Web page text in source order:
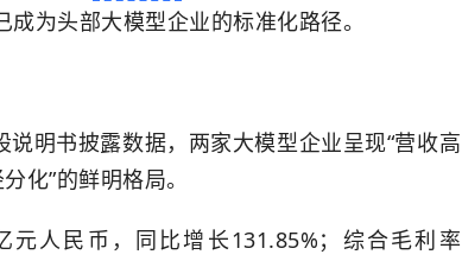
为头部大模型企业的标准化路径。
明书披露数据，两家大模型企业呈现“营收高
化”的鲜明格局。
人民币，同比增长131.85%；综合毛利率